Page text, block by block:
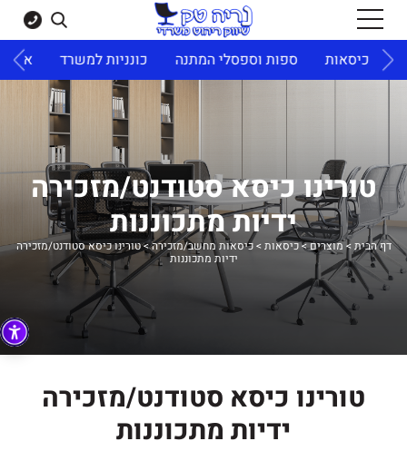
כיסאות ספות וספסלי המתנה כונניות למשרד
טורינו כיסא סטודנט/מזכירה
ידיות מתכוננות
דף הבית>מוצרים>כיסאות>כיסאות מחשב/מזכירה>טורינו כיסא סטודנט/מזכירה
ידיות מתכוננות
טורינו כיסא סטודנט/מזכירה
ידיות מתכוננות